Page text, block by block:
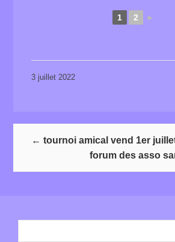
1 2 ►
3 juillet 2022
←tournoi amical vend 1er
forum des asso